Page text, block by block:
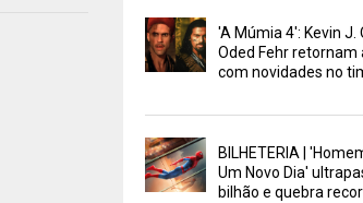
'A Múmia 4': Kevin J.
Oded Fehr retornam
com novidades no
BILHETERIA |
Um Novo Dia'
bilhão e quebra